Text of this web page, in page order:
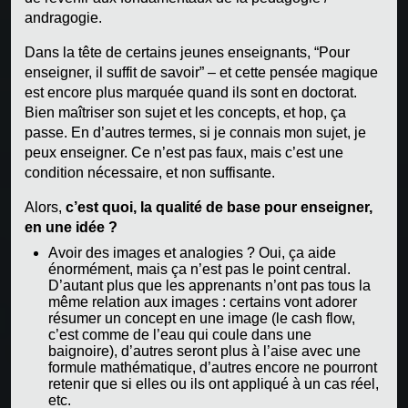
andragogie.
Dans la tête de certains jeunes enseignants, “Pour
enseigner, il suffit de savoir” – et cette pensée magique
est encore plus marquée quand ils sont en doctorat.
Bien maîtriser son sujet et les concepts, et hop, ça
passe. En d’autres termes, si je connais mon sujet, je
peux enseigner. Ce n’est pas faux, mais c’est une
condition nécessaire, et non suffisante.
Alors, c’est quoi, la qualité de base pour enseigner,
en une idée ?
Avoir des images et analogies ? Oui, ça aide
énormément, mais ça n’est pas le point central.
D’autant plus que les apprenants n’ont pas tous la
même relation aux images : certains vont adorer
résumer un concept en une image (le cash flow,
c’est comme de l’eau qui coule dans une
baignoire), d’autres seront plus à l’aise avec une
formule mathématique, d’autres encore ne pourront
retenir que si elles ou ils ont appliqué à un cas réel,
etc.